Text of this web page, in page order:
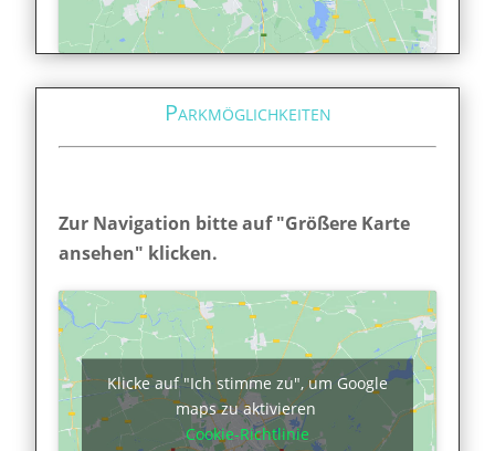
Parkmöglichkeiten
Zur Navigation bitte auf "Größere Karte
ansehen" klicken.
Klicke auf "Ich stimme zu", um Google
maps zu aktivieren
Cookie-Richtlinie